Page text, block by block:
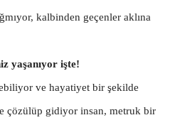
kalbinden geçenler aklına
yaşanıyor işte!
ve hayatiyet bir şekilde
çözülüp gidiyor insan, metruk bir